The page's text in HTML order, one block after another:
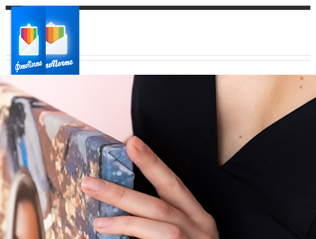
Ваш город:
Ваш регион доставки
Выберите из списка: